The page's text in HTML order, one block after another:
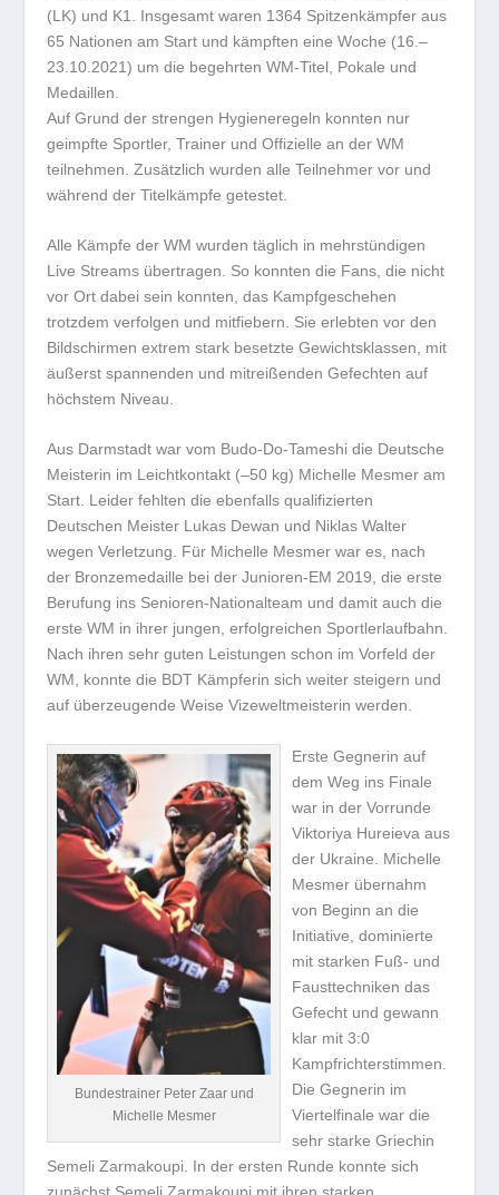
(LK) und K1. Insgesamt waren 1364 Spitzenkämpfer aus
65 Nationen am Start und kämpften eine Woche (16.–
23.10.2021) um die begehrten WM-Titel, Pokale und
Medaillen.
Auf Grund der strengen Hygieneregeln konnten nur
geimpfte Sportler, Trainer und Offizielle an der WM
teilnehmen. Zusätzlich wurden alle Teilnehmer vor und
während der Titelkämpfe getestet.
Alle Kämpfe der WM wurden täglich in mehrstündigen
Live Streams übertragen. So konnten die Fans, die nicht
vor Ort dabei sein konnten, das Kampfgeschehen
trotzdem verfolgen und mitfiebern. Sie erlebten vor den
Bildschirmen extrem stark besetzte Gewichtsklassen, mit
äußerst spannenden und mitreißenden Gefechten auf
höchstem Niveau.
Aus Darmstadt war vom Budo-Do-Tameshi die Deutsche
Meisterin im Leichtkontakt (–50 kg) Michelle Mesmer am
Start. Leider fehlten die ebenfalls qualifizierten
Deutschen Meister Lukas Dewan und Niklas Walter
wegen Verletzung. Für Michelle Mesmer war es, nach
der Bronzemedaille bei der Junioren-EM 2019, die erste
Berufung ins Senioren-Nationalteam und damit auch die
erste WM in ihrer jungen, erfolgreichen Sportlerlaufbahn.
Nach ihren sehr guten Leistungen schon im Vorfeld der
WM, konnte die BDT Kämpferin sich weiter steigern und
auf überzeugende Weise Vizeweltmeisterin werden.
Bundestrainer Peter Zaar und
Michelle Mesmer
Erste Gegnerin auf
dem Weg ins Finale
war in der Vorrunde
Viktoriya Hureieva aus
der Ukraine. Michelle
Mesmer übernahm
von Beginn an die
Initiative, dominierte
mit starken Fuß- und
Fausttechniken das
Gefecht und gewann
klar mit 3:0
Kampfrichterstimmen.
Die Gegnerin im
Viertelfinale war die
sehr starke Griechin
Semeli Zarmakoupi. In der ersten Runde konnte sich
zunächst Semeli Zarmakoupi mit ihren starken